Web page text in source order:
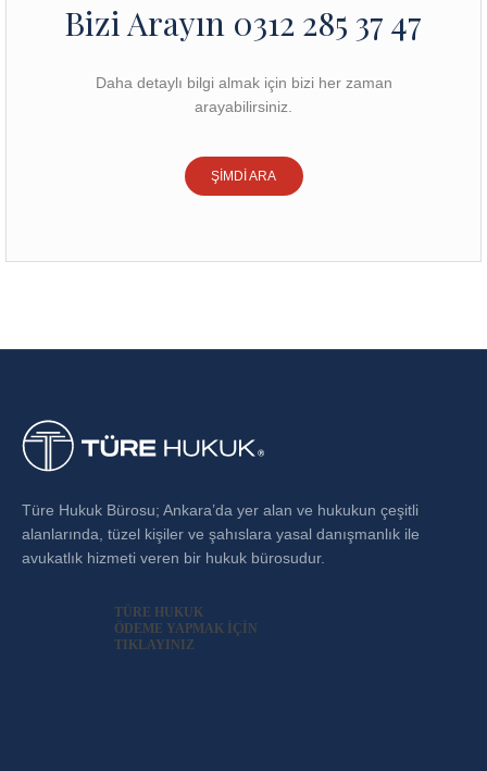
Bizi Arayın 0312 285 37 47
Daha detaylı bilgi almak için bizi her zaman
arayabilirsiniz.
ŞİMDİ ARA
Türe Hukuk Bürosu; Ankara’da yer alan ve hukukun çeşitli
alanlarında, tüzel kişiler ve şahıslara yasal danışmanlık ile
avukatlık hizmeti veren bir hukuk bürosudur.
TÜRE HUKUK
ÖDEME YAPMAK İÇİN
TIKLAYINIZ